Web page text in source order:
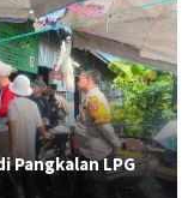
Pangkalan LPG